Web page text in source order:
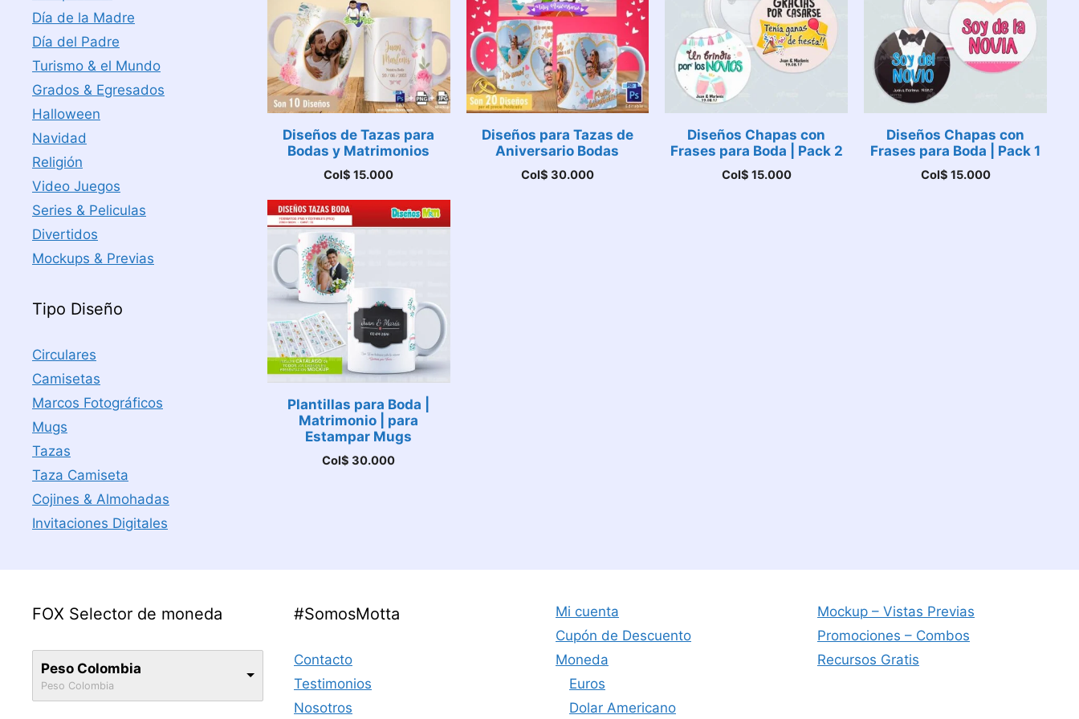
Diseños de Tazas para
Bodas y Matrimonios
Col$ 15.000
Diseños para Tazas de
Aniversario Bodas
Col$ 30.000
Diseños Chapas con
Frases para Boda | Pack 2
Col$ 15.000
Diseños Chapas con
Frases para Boda | Pack 1
Col$ 15.000
Plantillas para Boda |
Matrimonio | para
Estampar Mugs
Col$ 30.000
Día de la Madre
Día del Padre
Turismo & el Mundo
Grados & Egresados
Halloween
Navidad
Religión
Video Juegos
Series & Peliculas
Divertidos
Mockups & Previas
Tipo Diseño
Circulares
Camisetas
Marcos Fotográficos
Mugs
Tazas
Taza Camiseta
Cojines & Almohadas
Invitaciones Digitales
FOX Selector de moneda
Peso Colombia
Peso Colombia
#SomosMotta
Contacto
Testimonios
Nosotros
Mi cuenta
Cupón de Descuento
Moneda
Euros
Dolar Americano
Mockup – Vistas Previas
Promociones – Combos
Recursos Gratis